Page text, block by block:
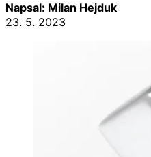
Napsal: Milan Hejduk
23. 5. 2023